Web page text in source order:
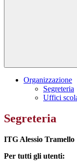
Organizzazione
Segreteria
Uffici
Segreteria
ITG Alessio Tramello
Per tutti gli utenti: